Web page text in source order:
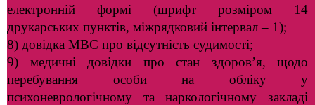
електронній формі (шрифт розміром 14
друкарських пунктів, міжрядковий інтервал – 1);
8) довідка МВС про відсутність судимості;
9) медичні довідки про стан здоров’я, щодо
перебування особи на обліку у
психоневрологічному та наркологічному закладі